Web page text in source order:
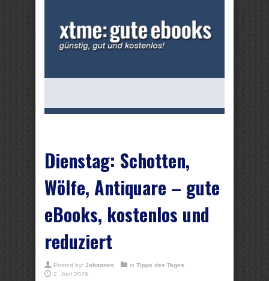
Dienstag: Schotten,
Wölfe, Antiquare – gute
eBooks, kostenlos und
reduziert
Posted by: Johannes in Tipps des Tages
2. Juni 2026